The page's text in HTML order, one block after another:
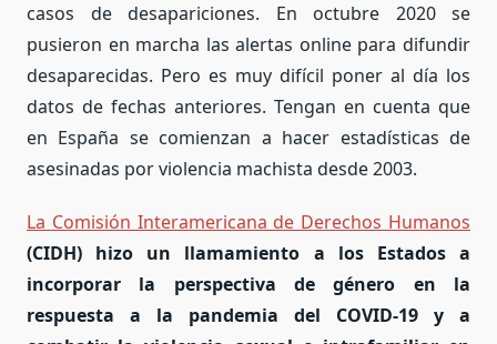
casos de desapariciones. En octubre 2020 se
pusieron en marcha las alertas online para difundir
desaparecidas. Pero es muy difícil poner al día los
datos de fechas anteriores. Tengan en cuenta que
en España se comienzan a hacer estadísticas de
asesinadas por violencia machista desde 2003.
La Comisión Interamericana de Derechos Humanos
(CIDH) hizo un llamamiento a los Estados a
incorporar la perspectiva de género en la
respuesta a la pandemia del COVID-19 y a